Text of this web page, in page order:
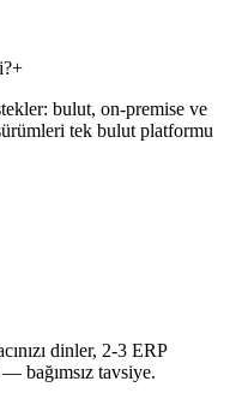
+
bulut, on-premise ve
tek bulut platformu
dinler, 2-3 ERP
bağımsız tavsiye.